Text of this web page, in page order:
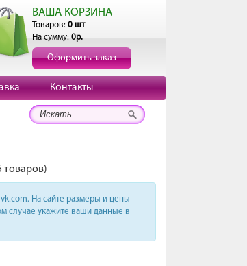
ВАША КОРЗИНА
Товаров: 0 шт
На сумму: 0р.
Оформить заказ
Контакты
товаров)
На сайте размеры и цены
случае укажите ваши данные в